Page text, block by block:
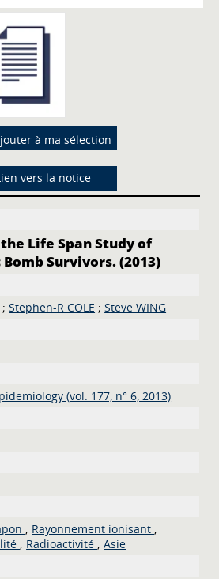
à ma sélection
vers la notice
Life Span Study of
Survivors. (2013)
;Stephen-R COLE ;Steve WING
(vol. 177, n° 6, 2013)
; Rayonnement ionisant ;
; Radioactivité ; Asie